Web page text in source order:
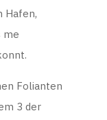
Hafen,
me
Folianten
3 der